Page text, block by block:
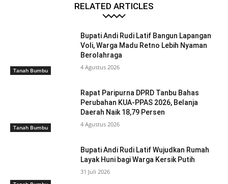
RELATED ARTICLES
Tanah Bumbu
Bupati Andi Rudi Latif Bangun Lapangan
Voli, Warga Madu Retno Lebih Nyaman
Berolahraga
4 Agustus 2026
Tanah Bumbu
Rapat Paripurna DPRD Tanbu Bahas
Perubahan KUA-PPAS 2026, Belanja
Daerah Naik 18,79 Persen
4 Agustus 2026
Bupati Andi Rudi Latif Wujudkan Rumah
Layak Huni bagi Warga Kersik Putih
31 Juli 2026